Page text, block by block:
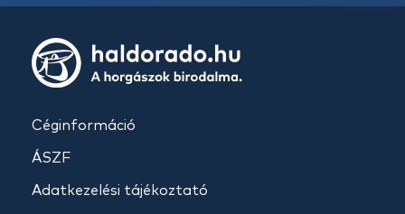
Céginformáció
ÁSZF
Adatkezelési tájékoztató